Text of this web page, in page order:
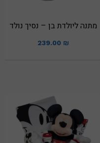
מתנה ליולדת בן – נסיך נולד
239.00 ₪